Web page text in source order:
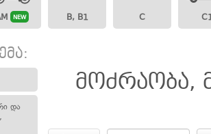
NEW B, B1 C
და
მოძრაობა,